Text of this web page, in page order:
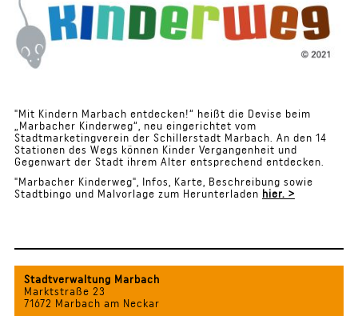
"Mit Kindern Marbach entdecken!“ heißt die Devise beim
„Marbacher Kinderweg“, neu eingerichtet vom
Stadtmarketingverein der Schillerstadt Marbach. An den 14
Stationen des Wegs können Kinder Vergangenheit und
Gegenwart der Stadt ihrem Alter entsprechend entdecken.
"Marbacher Kinderweg", Infos, Karte, Beschreibung sowie
Stadtbingo und Malvorlage zum Herunterladen hier. >
Stadtverwaltung Marbach
Marktstraße 23
71672 Marbach am Neckar